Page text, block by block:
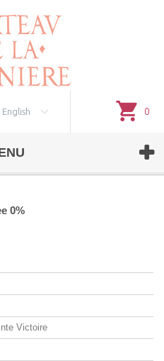
English 0
0%
Victoire